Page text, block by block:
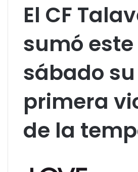
El CF
sumó este
sábado su
primera
de la